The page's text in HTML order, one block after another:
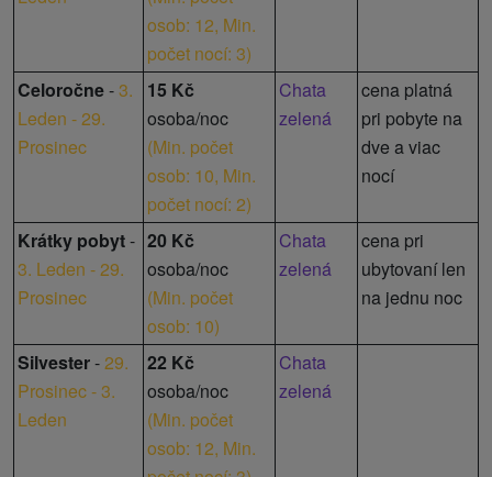
osob: 12, Min.
počet nocí: 3)
Celoročne-3.
Leden - 29.
Prosinec
15 Kč
osoba/noc
(Min. počet
osob: 10, Min.
počet nocí: 2)
Chata
zelená
cena platná
pri pobyte na
dve a viac
nocí
Krátky pobyt-
3. Leden - 29.
Prosinec
20 Kč
osoba/noc
(Min. počet
osob: 10)
Chata
zelená
cena pri
ubytovaní len
na jednu noc
Silvester-29.
Prosinec - 3.
Leden
22 Kč
osoba/noc
(Min. počet
osob: 12, Min.
Chata
zelená